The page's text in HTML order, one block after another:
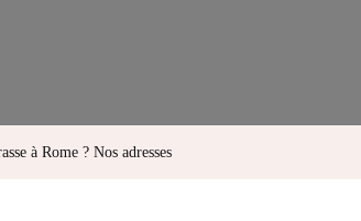
à Rome ? Nos adresses